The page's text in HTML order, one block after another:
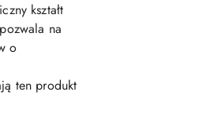
kształt
na
o
ten produkt